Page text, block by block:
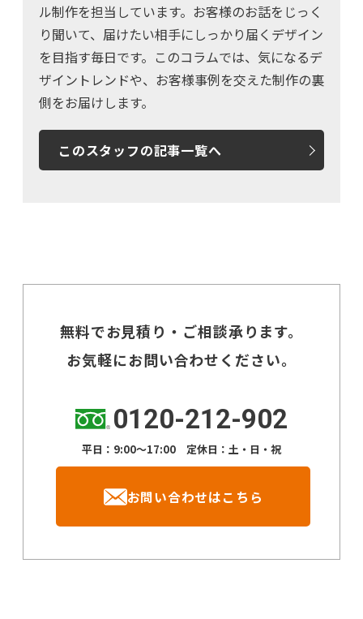
ル制作を担当しています。お客様のお話をじっく
り聞いて、届けたい相手にしっかり届くデザイン
を目指す毎日です。このコラムでは、気になるデ
ザイントレンドや、お客様事例を交えた制作の裏
側をお届けします。
このスタッフの記事一覧へ
無料でお見積り・ご相談承ります。
お気軽にお問い合わせください。
0120-212-902
平日：9:00～17:00 定休日：土・日・祝
お問い合わせはこちら